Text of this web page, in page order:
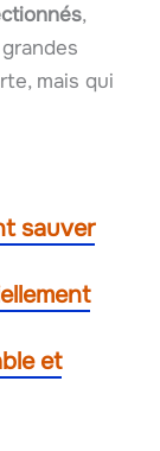
,
mais qui
sauver
et